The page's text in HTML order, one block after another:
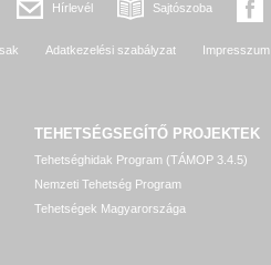
Hírlevél Sajtószoba
Adatkezelési szabályzat Impresszum
TEHETSÉGSEGÍTŐ PROJEKTEK
Tehetséghidak Program (TÁMOP 3.4.5)
Nemzeti Tehetség Program
Tehetségek Magyarországa